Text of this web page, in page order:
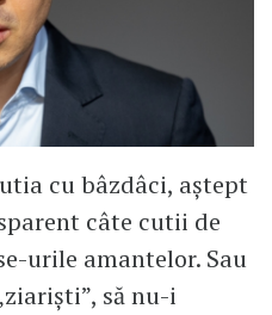
cu bâzdâci, aștept
câte cutii de
urile amantelor. Sau
să nu-i